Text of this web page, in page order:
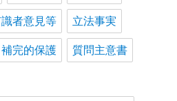
者意見等 立法事実
補完的保護 質問主意書